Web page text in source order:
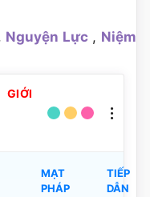
Nguyện Lực , Niệm
MẠT
PHÁP
TIẾP
DẪN